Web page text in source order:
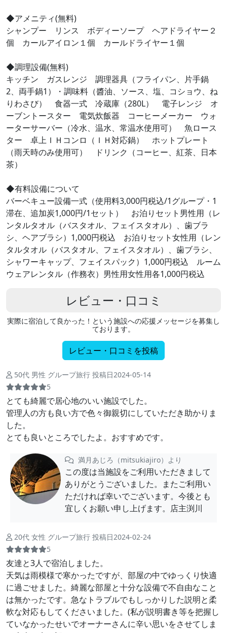
◆アメニティ(無料)
シャンプー リンス ボディーソープ ヘアドライヤー２
個 カールアイロン１個 カールドライヤー１個
◆調理設備(無料)
キッチン ガスレンジ 調理器具（フライパン、片手鍋
2、両手鍋1）・調味料（醬油、ソース、塩、コショウ、ね
りわさび） 食器一式 冷蔵庫（280L） 電子レンジ オ
ーブントースター 電気炊飯器 コーヒーメーカー ウォ
ーターサーバー（冷水、温水、常温水使用可） 魚ロース
ター 卓上ＩＨコンロ（ＩＨ対応鍋） ホットプレート
（雨天時のみ使用可） ドリンク（コーヒー、紅茶、日本
茶）
◆有料設備について
バーベキュー設備一式（使用料3,000円税込/1グループ・1
滞在、追加炭1,000円/1セット） お泊りセット男性用（レ
ンタルタオル（バスタオル、フェイスタオル）、歯ブラ
シ、ヘアブラシ）1,000円税込 お泊りセット女性用（レン
タルタオル（バスタオル、フェイスタオル）、歯ブラシ、
シャワーキャップ、フェイスパック）1,000円税込 ルーム
ウェアレンタル（作務衣）男性用女性用各1,000円税込
レビュー・口コミ
実際に宿泊して良かった！という施設への応援メッセージを募集し
ております。
レビュー・口コミを投稿
50代 男性 グループ旅行 投稿日2024-05-14
5
とても綺麗で居心地のいい施設でした。
管理人の方も良い方で色々御親切にしていただき助かりま
した。
とても良いところでしたよ。おすすめです。
満月あじろ（mitsukiajiro）より
この度は当施設をご利用いただきまして
ありがとうございました。またご利用い
ただければ幸いでございます。今後とも
宜しくお願い申し上げます。店主渕川
20代 女性 グループ旅行 投稿日2024-02-24
5
友達と3人で宿泊しました。
天気は雨模様で寒かったですが、部屋の中でゆっくり快適
に過ごせました。綺麗な部屋と十分な設備で不自由なこと
は無かったです。急なトラブルでもしっかりした説明と柔
軟な対応もしてくださいました。(私が説明書き等を把握し
ていなかったせいでオーナーさんに辛い思いをさせてしま